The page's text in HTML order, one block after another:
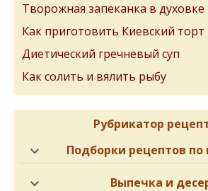
Творожная запеканка в духовке
Как приготовить Киевский торт
Диетический гречневый суп
Как солить и вялить рыбу
Рубрикатор
Подборки рецептов по
Выпечка и